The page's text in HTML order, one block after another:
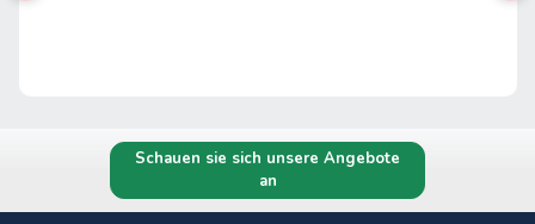
Schauen sie sich unsere Angebote
an